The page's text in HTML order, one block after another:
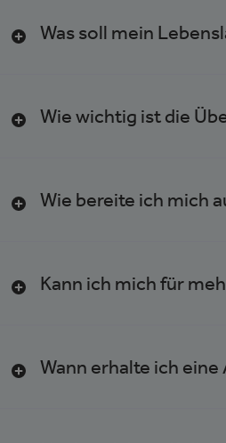
Was soll mein
Wie wichtig ist die
Wie bereite ich mich
Kann ich mich für
Wann erhalte ich